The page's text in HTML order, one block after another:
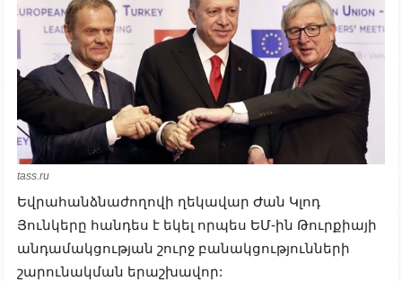
tass.ru
Եվրահանձնաժողովի ղեկավար Ժան Կլոդ
Յունկերը հանդես է եկել որպես ԵՄ-ին Թուրքիայի
անդամակցության շուրջ բանակցությունների
շարունակման երաշխավոր: